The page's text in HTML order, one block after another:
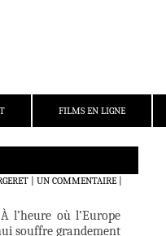
FILMS EN LIGNE
UN COMMENTAIRE|
l’heure où l’Europe
souffre grandement